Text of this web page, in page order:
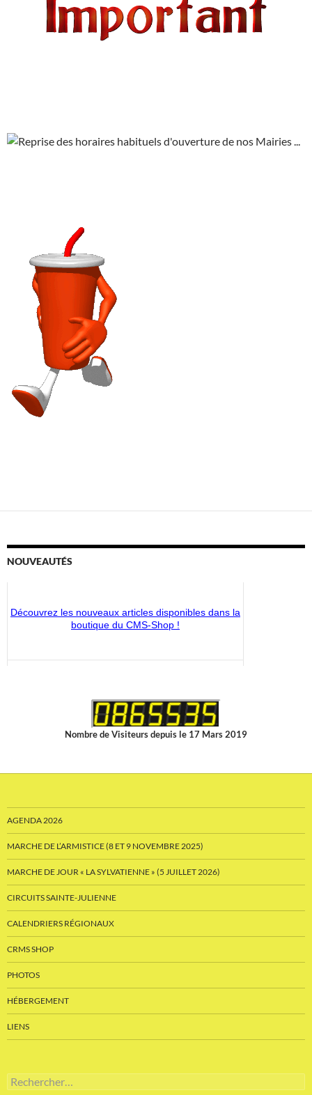
NOUVEAUTÉS
millénaires dans les vallées mosanes et de la Vesdre,
sur les traces de Ste-Julienne de Cornillon.
Découvrez les nouveaux articles disponibles dans la
boutique du CMS-Shop !
Nombre de Visiteurs depuis le 17 Mars 2019
AGENDA 2026
MARCHE DE L’ARMISTICE (8 ET 9 NOVEMBRE 2025)
MARCHE DE JOUR « LA SYLVATIENNE » (5 JUILLET 2026)
CIRCUITS SAINTE-JULIENNE
CALENDRIERS RÉGIONAUX
CRMS SHOP
PHOTOS
HÉBERGEMENT
LIENS
Rechercher :